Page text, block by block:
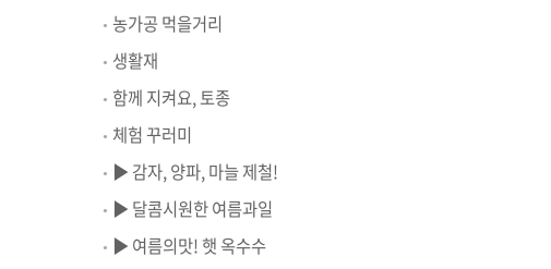
농가공 먹을거리
생활재
함께 지켜요, 토종
체험 꾸러미
▶ 감자, 양파, 마늘 제철!
▶ 달콤시원한 여름과일
▶ 여름의맛! 햇 옥수수